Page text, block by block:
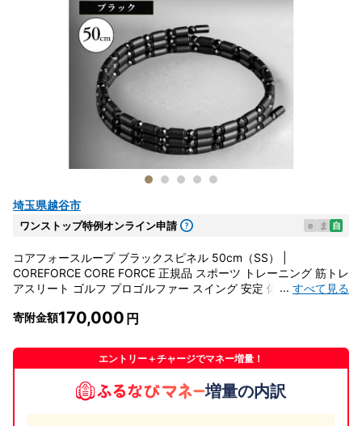
埼玉県越谷市
ワンストップ特例オンライン申請 e ま 自
コアフォースループ ブラックスピネル 50cm（SS） |
COREFORCE CORE FORCE 正規品 スポーツ トレーニング 筋トレ
アスリート ゴルフ プロゴルファー スイング 安定 体幹 バランス
ィース アクセサリー ブレスレット ネックレス アンクレット コア
... すべて見る
寄附金額170,000
エントリー＋チャージでマネー増量！
増量の内訳